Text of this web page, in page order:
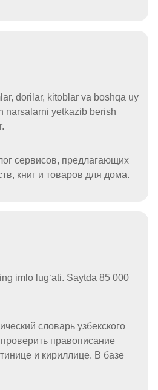
dorilar, kitoblar va boshqa uy
narsalarni yetkazib berish
сервисов, предлагающих
книг и товаров для дома.
imlo lugʻati. Saytda 85 000
словарь узбекского
правописание
и кириллице. В базе